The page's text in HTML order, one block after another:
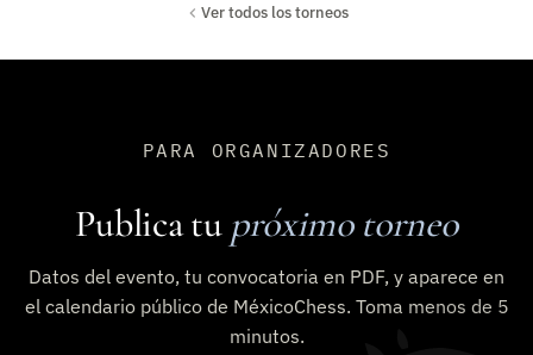
Ver todos los torneos
PARA ORGANIZADORES
Publica tu próximo torneo
Datos del evento, tu convocatoria en PDF, y aparece en
el calendario público de MéxicoChess. Toma menos de 5
minutos.